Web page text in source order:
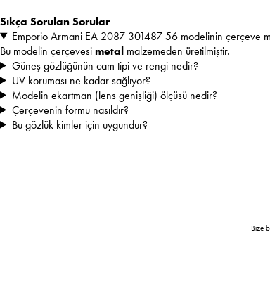
Sıkça Sorulan Sorular
Emporio Armani EA 2087 301487 56 modelinin çerçeve
Bu modelin çerçevesimetal malzemeden üretilmiştir.
Güneş gözlüğünün cam tipi ve rengi nedir?
UV koruması ne kadar sağlıyor?
Modelin ekartman (lens genişliği) ölçüsü nedir?
Çerçevenin formu nasıldır?
Bu gözlük kimler için uygundur?
Bize